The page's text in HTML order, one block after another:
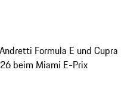
Formula E und Cupra
beim Miami E-Prix